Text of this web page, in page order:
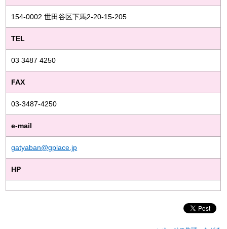
154-0002 世田谷区下馬2-20-15-205
TEL
03 3487 4250
FAX
03-3487-4250
e-mail
gatyaban@gplace.jp
HP